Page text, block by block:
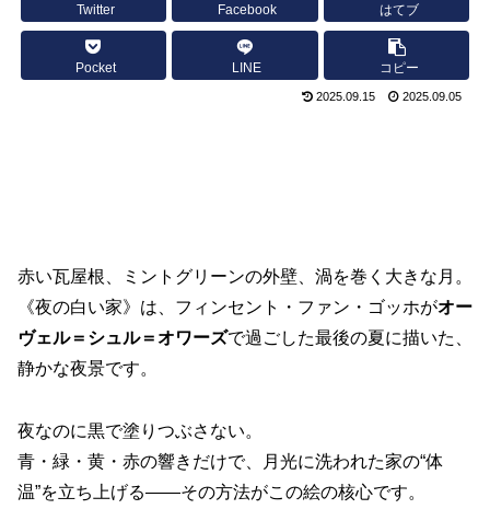
Twitter Facebook はてブ
Pocket LINE コピー
2025.09.15 2025.09.05
赤い瓦屋根、ミントグリーンの外壁、渦を巻く大きな月。
《夜の白い家》は、フィンセント・ファン・ゴッホがオー
ヴェル＝シュル＝オワーズで過ごした最後の夏に描いた、
静かな夜景です。
夜なのに黒で塗りつぶさない。
青・緑・黄・赤の響きだけで、月光に洗われた家の“体
温”を立ち上げる——その方法がこの絵の核心です。